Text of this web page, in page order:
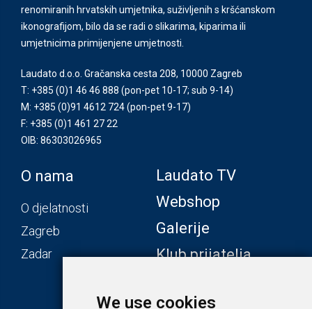
We use cookies
renomiranih hrvatskih umjetnika, suživljenih s kršćanskom
ikonografijom, bilo da se radi o slikarima, kiparima ili
umjetnicima primijenjene umjetnosti.
Laudato d.o.o. Gračanska cesta 208, 10000 Zagreb
T: +385 (0)1 46 46 888 (pon-pet 10-17; sub 9-14)
M: +385 (0)91 4612 724(pon-pet 9-17)
F: +385 (0)1 461 27 22
OIB: 86303026965
O nama
O djelatnosti
Zagreb
Zadar
Laudato TV
Webshop
Galerije
Klub prijatelja